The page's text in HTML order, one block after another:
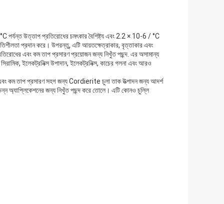
উত্তাপ প্রতিরোধের চমৎকার বৈশিষ্ট্য এবং 2.2 × 10-6 / °C
প্রদান করে। উপরন্তু, এটি আয়তক্ষেত্রাকার, বৃত্তাকার এবং
এবং কম তাপ প্রসারণ প্রয়োজন জন্য নিখুঁত পছন্দ. এর অসামান্য
ইলেকট্রনিক্স উপাদান, ইলেকট্রনিক্স, কাচের গলনা এবং আরও
এবং কম তাপ প্রসারণ সহগ জন্য Cordierite চুলা তাক উত্পাদন জন্য আদর্শ
অ্যাপ্লিকেশনের জন্য নিখুঁত পছন্দ করে তোলে। এটি কোনও চুল্লি